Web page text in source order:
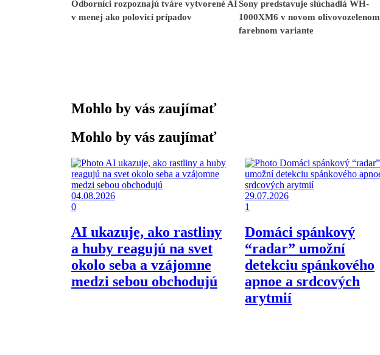
Odborníci rozpoznajú tváre vytvorené AI
v menej ako polovici prípadov
Sony predstavuje slúchadlá WH-
1000XM6 v novom olivovozelenom
farebnom variante
Mohlo by vás zaujímať
Mohlo by vás zaujímať
04.08.2026
0
AI ukazuje, ako rastliny
a huby reagujú na svet
okolo seba a vzájomne
medzi sebou obchodujú
29.07.2026
1
Domáci spánkový
“radar” umožní
detekciu spánkového
apnoe a srdcových
arytmií